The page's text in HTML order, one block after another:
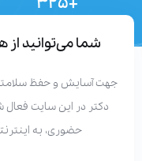
شما می‌توانید از
آسایش و حفظ سلامتی شما
دکتر در این سایت فعال شده
حضوری، به اینترنتی